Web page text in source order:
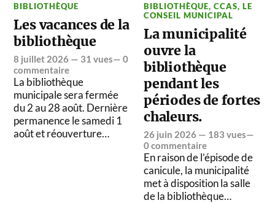
BIBLIOTHÈQUE
Les vacances de la
bibliothèque
8 juillet 2026 — 31 vues—0
commentaire
La bibliothèque
municipale sera fermée
du 2 au 28 août. Dernière
permanence le samedi 1
août et réouverture…
BIBLIOTHÈQUE,CCAS,LE
CONSEIL MUNICIPAL
La municipalité
ouvre la
bibliothèque
pendant les
périodes de fortes
chaleurs.
26 juin 2026 — 183 vues—
0 commentaire
En raison de l’épisode de
canicule, la municipalité
met à disposition la salle
de la bibliothèque…